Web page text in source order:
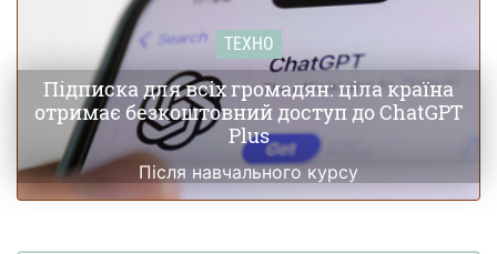
ТЕХНО
Підписка для всіх громадян: ціла країна
отримає безкоштовний доступ до ChatGPT
Plus
Після навчального курсу